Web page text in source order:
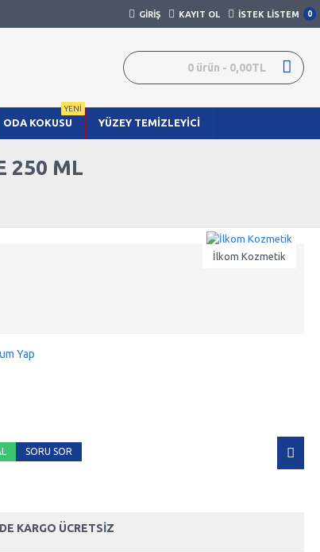
GIRIŞ KAYIT OL İSTEK LISTEM 0
0 ürün - 0,00TL
ODA KOKUSU
YENİ
YÜZEY TEMIZLEYICI
250 ML
İlkom Kozmetik
Yap
SORU SOR
KARGO ÜCRETSİZ